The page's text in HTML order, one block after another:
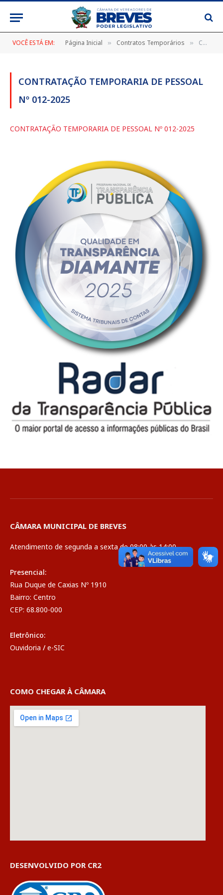
VOCÊ ESTÁ EM: Página Inicial » Contratos Temporários » CONTRATAÇÃO TEMPORARIA DE PESSOAL Nº 012-2025
CONTRATAÇÃO TEMPORARIA DE PESSOAL
Nº 012-2025
CONTRATAÇÃO TEMPORARIA DE PESSOAL Nº 012-2025
CÂMARA MUNICIPAL DE BREVES
Atendimento de segunda a sexta de 08:00 às 14:00
Presencial:
Rua Duque de Caxias Nº 1910
Bairro: Centro
CEP: 68.800-000
Eletrônico:
Ouvidoria / e-SIC
COMO CHEGAR À CÂMARA
DESENVOLVIDO POR CR2